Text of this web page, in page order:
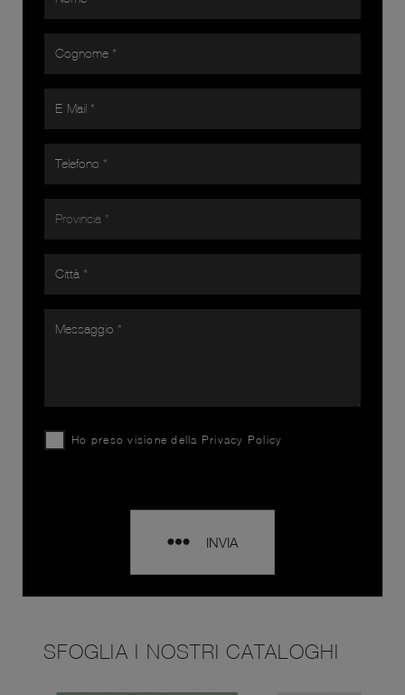
Ho preso visione della Privacy Policy
INVIA
SFOGLIA I NOSTRI CATALOGHI